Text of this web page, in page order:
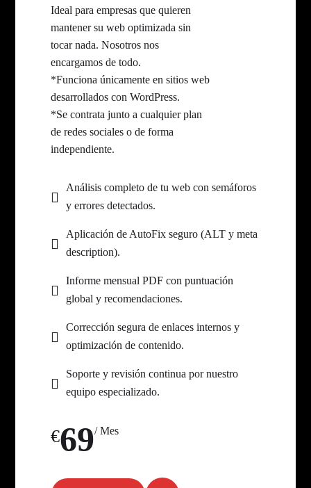
Ideal para empresas que quieren
mantener su web optimizada sin
tocar nada. Nosotros nos
encargamos de todo.
*Funciona únicamente en sitios web
desarrollados con WordPress.
*Se contrata junto a cualquier plan
de redes sociales o de forma
independiente.
Análisis completo de tu web con semáforos
y errores detectados.
Aplicación de AutoFix seguro (ALT y meta
description).
Informe mensual PDF con puntuación
global y recomendaciones.
Corrección segura de enlaces internos y
optimización de contenido.
Soporte y revisión continua por nuestro
equipo especializado.
€69/ Mes